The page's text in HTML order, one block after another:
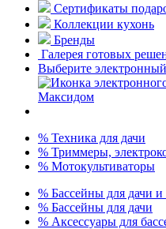
Сертификаты
Коллекции кухонь
Бренды
Галерея готовых
Выберите
% Техника для дачи
% Триммеры,
% Мотокультиваторы
% Бассейны для дачи и
% Бассейны для дачи
% Аксессуары для